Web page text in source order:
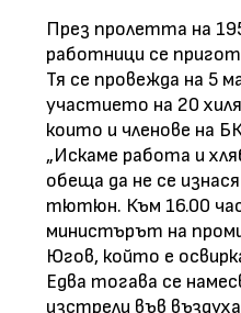
През пролетта на
работници се
Тя се провежда на 5
участието на 20
които и членове на
„Искаме работа и
обеща да не се
тютюн. Към 16.00
министърът на
Югов, който е
Едва тогава се
изстрели във